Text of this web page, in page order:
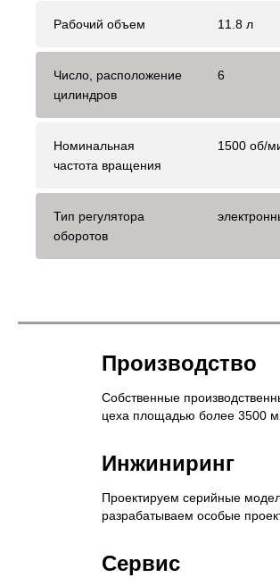
Рабочий объем 11.8 л
Число, расположение
цилиндров
6
Номинальная
частота вращения
1500 об/
Тип регулятора
оборотов
Производство
Собственные
цеха площадью более 3500
Инжиниринг
Проектируем серийные
разрабатываем особые
Сервис